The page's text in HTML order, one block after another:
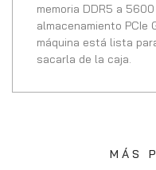
memoria DDR5 a
almacenamiento PCIe
máquina está lista
sacarla de la caja.
MÁS